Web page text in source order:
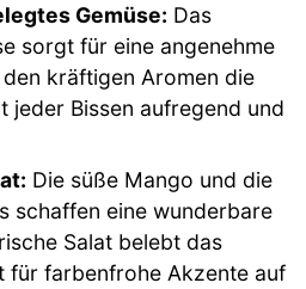
Gemüse: Das
sorgt für eine angenehme
kräftigen Aromen die
jeder Bissen aufregend und
Die süße Mango und die
schaffen eine wunderbare
Salat belebt das
für farbenfrohe Akzente auf